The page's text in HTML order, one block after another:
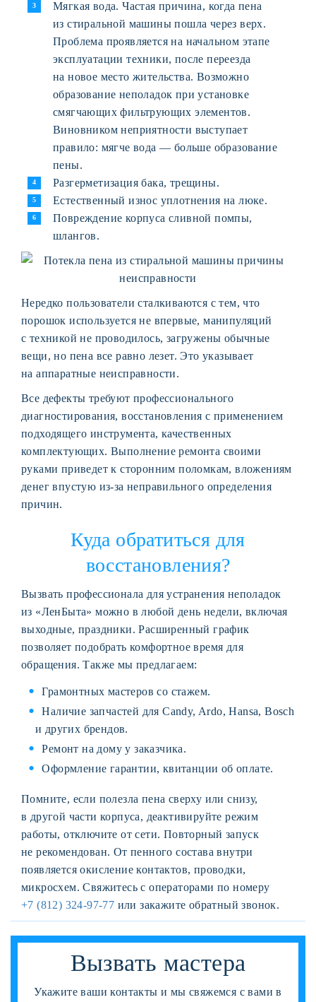
Мягкая вода. Частая причина, когда пена
из стиральной машины пошла через верх.
Проблема проявляется на начальном этапе
эксплуатации техники, после переезда
на новое место жительства. Возможно
образование неполадок при установке
смягчающих фильтрующих элементов.
Виновником неприятности выступает
правило: мягче вода — больше образование
пены.
Разгерметизация бака, трещины.
Естественный износ уплотнения на люке.
Повреждение корпуса сливной помпы,
шлангов.
Нередко пользователи сталкиваются с тем, что
порошок используется не впервые, манипуляций
с техникой не проводилось, загружены обычные
вещи, но пена все равно лезет. Это указывает
на аппаратные неисправности.
Все дефекты требуют профессионального
диагностирования, восстановления с применением
подходящего инструмента, качественных
комплектующих. Выполнение ремонта своими
руками приведет к сторонним поломкам, вложениям
денег впустую из-за неправильного определения
причин.
Куда обратиться для
восстановления?
Вызвать профессионала для устранения неполадок
из «ЛенБыта» можно в любой день недели, включая
выходные, праздники. Расширенный график
позволяет подобрать комфортное время для
обращения. Также мы предлагаем:
Грамонтных мастеров со стажем.
Наличие запчастей для Candy, Ardo, Hansa, Bosch
и других брендов.
Ремонт на дому у заказчика.
Оформление гарантии, квитанции об оплате.
Помните, если полезла пена сверху или снизу,
в другой части корпуса, деактивируйте режим
работы, отключите от сети. Повторный запуск
не рекомендован. От пенного состава внутри
появляется окисление контактов, проводки,
микросхем. Свяжитесь с операторами по номеру
+7 (812) 324-97-77 или закажите обратный звонок.
Вызвать мастера
Укажите ваши контакты и мы свяжемся с вами в